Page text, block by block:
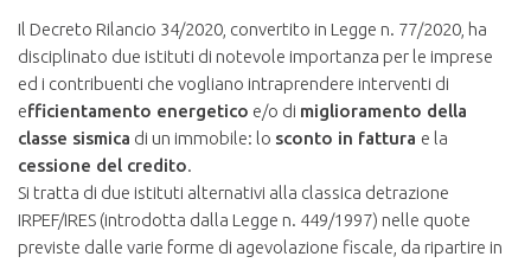
Il Decreto Rilancio 34/2020, convertito in Legge n. 77/2020, ha
disciplinato due istituti di notevole importanza per le imprese
ed i contribuenti che vogliano intraprendere interventi di
efficientamento energetico e/o di miglioramento della
classe sismica di un immobile: lo sconto in fattura e la
cessione del credito.
Si tratta di due istituti alternativi alla classica detrazione
IRPEF/IRES (introdotta dalla Legge n. 449/1997) nelle quote
previste dalle varie forme di agevolazione fiscale, da ripartire in